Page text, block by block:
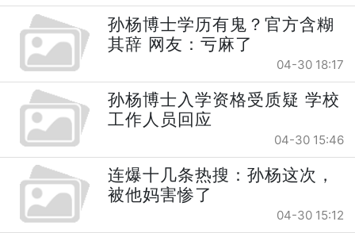
孙杨博士学历有鬼？官方含糊
其辞 网友：亏麻了
04-30 18:17
孙杨博士入学资格受质疑 学校
工作人员回应
04-30 15:46
连爆十几条热搜：孙杨这次，
被他妈害惨了
04-30 15:12